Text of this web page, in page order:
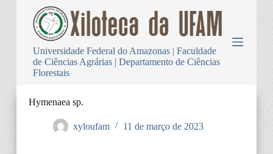
Universidade Federal do Amazonas | Faculdade
de Ciências Agrárias | Departamento de Ciências
Florestais
Hymenaea sp.
xyloufam 11 de março de 2023